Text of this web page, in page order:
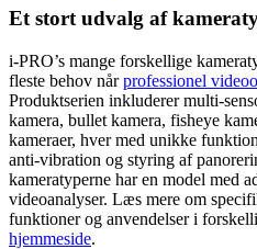
Et stort udvalg af
i-PRO’s mange forskellige
fleste behov nårprofessionel
Produktserien inkluderer multi-
kamera, bullet kamera, fisheye
kameraer, hver med unikke
anti-vibration og styring af
kameratyperne har en model med
videoanalyser. Læs mere om
funktioner og anvendelser i
hjemmeside.